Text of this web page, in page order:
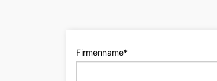
Firmenname*